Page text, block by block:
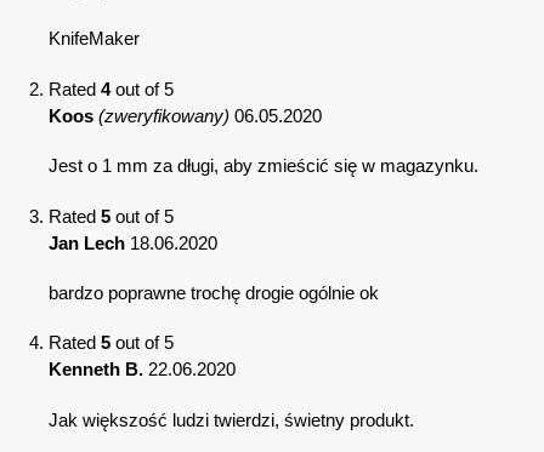
KnifeMaker
Rated 4out of 5
Koos (zweryfikowany) 06.05.2020
Jest o 1 mm za długi, aby zmieścić się w magazynku.
Rated 5 out of 5
Jan Lech 18.06.2020
bardzo poprawne trochę drogie ogólnie ok
Rated 5 out of 5
Kenneth B. 22.06.2020
Jak większość ludzi twierdzi, świetny produkt.